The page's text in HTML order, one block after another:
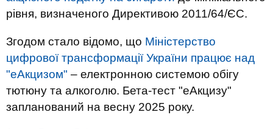
рівня, визначеного Директивою 2011/64/ЄС.
Згодом стало відомо, що Міністерство
цифрової трансформації України працює над
"еАкцизом" – електронною системою обігу
тютюну та алкоголю. Бета-тест "еАкцизу"
запланований на весну 2025 року.